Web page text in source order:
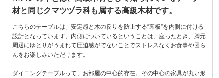
材と同じクマツヅラ科も属する高級木材です。
こちらのテーブルは、安定感と木の反りを防止する“幕板”を内側に付ける
設計となっています。内側についているということは、座ったとき、脚元
周辺にゆとりがうまれて圧迫感がでないことでストレスなくお食事や団ら
んをお楽しみいただけます。
ダイニングテーブルって、お部屋の中心的存在。その中心の家具が丸い形